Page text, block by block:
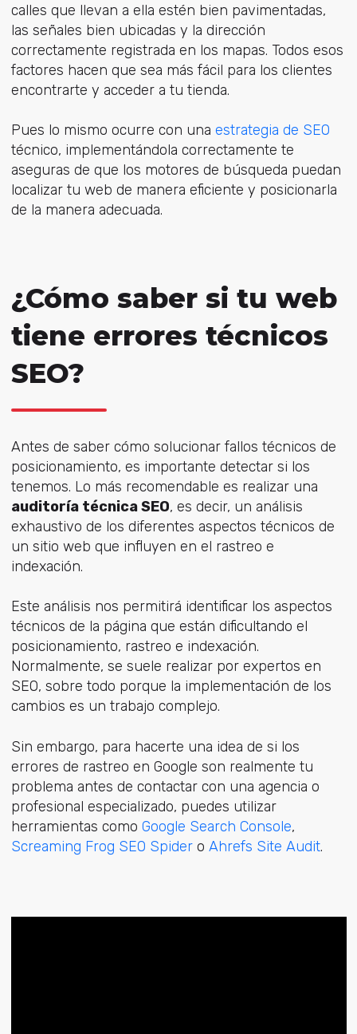
calles que llevan a ella estén bien pavimentadas,
las señales bien ubicadas y la dirección
correctamente registrada en los mapas. Todos esos
factores hacen que sea más fácil para los clientes
encontrarte y acceder a tu tienda.
Pues lo mismo ocurre con una estrategia de SEO
técnico, implementándola correctamente te
aseguras de que los motores de búsqueda puedan
localizar tu web de manera eficiente y posicionarla
de la manera adecuada.
¿Cómo saber si tu web
tiene errores técnicos
SEO?
Antes de saber cómo solucionar fallos técnicos de
posicionamiento, es importante detectar si los
tenemos. Lo más recomendable es realizar una
auditoría técnica SEO, es decir, un análisis
exhaustivo de los diferentes aspectos técnicos de
un sitio web que influyen en el rastreo e
indexación.
Este análisis nos permitirá identificar los aspectos
técnicos de la página que están dificultando el
posicionamiento, rastreo e indexación.
Normalmente, se suele realizar por expertos en
SEO, sobre todo porque la implementación de los
cambios es un trabajo complejo.
Sin embargo, para hacerte una idea de si los
errores de rastreo en Google son realmente tu
problema antes de contactar con una agencia o
profesional especializado, puedes utilizar
herramientas como Google Search Console,
Screaming Frog SEO Spidero Ahrefs Site Audit.